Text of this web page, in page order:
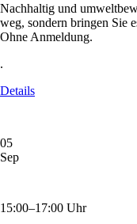
Nachhaltig und
weg, sondern bringen Sie
Ohne Anmeldung.
.
Details
05
Sep
15:00–17:00 Uhr